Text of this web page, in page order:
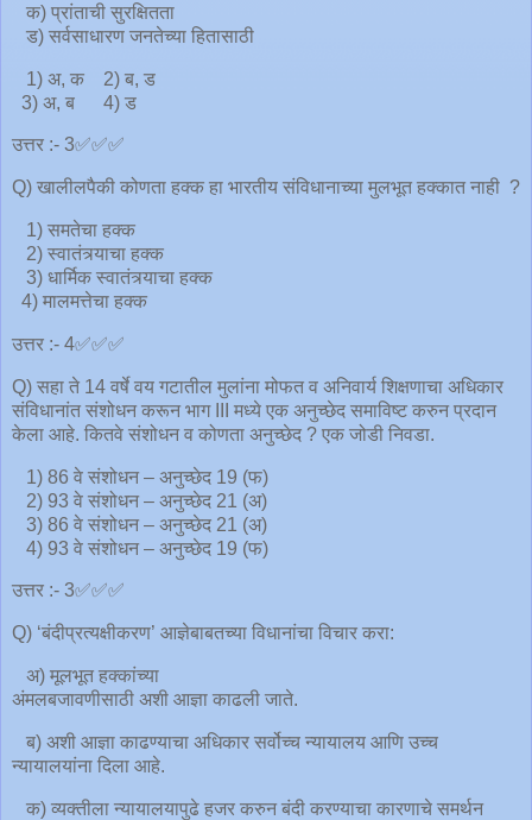
क) प्रांताची सुरक्षितता
ड) सर्वसाधारण जनतेच्या हितासाठी
1) अ, क 2) ब, ड
3) अ, ब 4) ड
उत्तर :- 3✅✅✅
Q) खालीलपैकी कोणता हक्क हा भारतीय संविधानाच्या मुलभूत हक्कात नाही ?
1) समतेचा हक्क
2) स्वातंत्र्याचा हक्क
3) धार्मिक स्वातंत्र्याचा हक्क
4) मालमत्तेचा हक्क
उत्तर :- 4✅✅✅
Q) सहा ते 14 वर्षे वय गटातील मुलांना मोफत व अनिवार्य शिक्षणाचा अधिकार
संविधानांत संशोधन करून भाग III मध्ये एक अनुच्छेद समाविष्ट करुन प्रदान
केला आहे. कितवे संशोधन व कोणता अनुच्छेद ? एक जोडी निवडा.
1) 86 वे संशोधन – अनुच्छेद 19 (फ)
2) 93 वे संशोधन – अनुच्छेद 21 (अ)
3) 86 वे संशोधन – अनुच्छेद 21 (अ)
4) 93 वे संशोधन – अनुच्छेद 19 (फ)
उत्तर :- 3✅✅✅
Q) ‘बंदीप्रत्यक्षीकरण’ आज्ञेबाबतच्या विधानांचा विचार करा:
अ) मूलभूत हक्कांच्या
अंमलबजावणीसाठी अशी आज्ञा काढली जाते.
ब) अशी आज्ञा काढण्याचा अधिकार सर्वोच्च न्यायालय आणि उच्च
न्यायालयांना दिला आहे.
क) व्यक्तीला न्यायालयापुढे हजर करुन बंदी करण्याचा कारणाचे समर्थन